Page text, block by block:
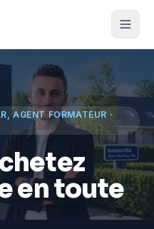
AGENT FORMATEUR ·
en toute